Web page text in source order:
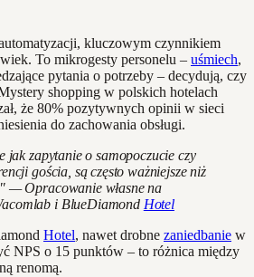
kluczowym czynnikiem
To mikrogesty personelu – uśmiech,
pytania o potrzeby – decydują, czy
shopping w polskich hotelach
że 80% pozytywnych opinii w sieci
do zachowania obsługi.
jak zapytanie o samopoczucie czy
gościa, są często ważniejsze niż
— Opracowanie własne na
i BlueDiamond Hotel
Hotel, nawet drobne zaniedbanie w
NPS o 15 punktów – to różnica między
renomą.